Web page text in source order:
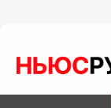
Кстово